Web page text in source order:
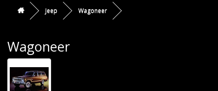
Jeep Wagoneer
Wagoneer